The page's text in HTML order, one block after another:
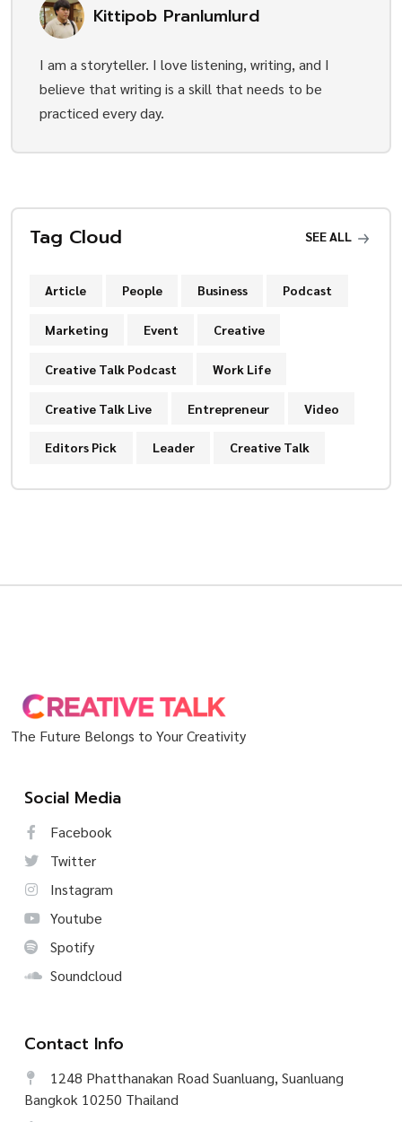
Kittipob Pranlumlurd
I am a storyteller. I love listening, writing, and I
believe that writing is a skill that needs to be
practiced every day.
Tag Cloud SEE ALL
Article People Business Podcast
Marketing Event Creative
Creative Talk Podcast Work Life
Creative Talk Live Entrepreneur Video
Editors Pick Leader Creative Talk
The Future Belongs to Your Creativity
Social Media
Facebook
Twitter
Instagram
Youtube
Spotify
Soundcloud
Contact Info
1248 Phatthanakan Road Suanluang, Suanluang
Bangkok 10250 Thailand